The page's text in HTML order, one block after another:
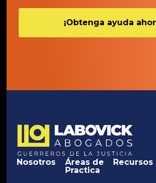
Nosotros
Áreas de
Practica
Recursos